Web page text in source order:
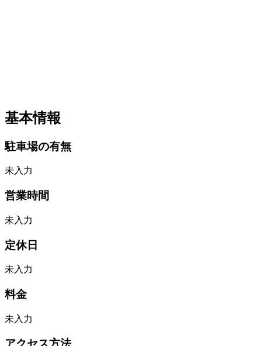
基本情報
駐車場の有無
未入力
営業時間
未入力
定休日
未入力
料金
未入力